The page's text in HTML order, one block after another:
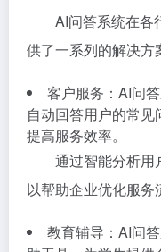
AI问答系统在各
供了一系列的解决方
客户服务：AI问
自动回答用户的常见
提高服务效率。
通过智能分析用
以帮助企业优化服务
教育辅导：AI问